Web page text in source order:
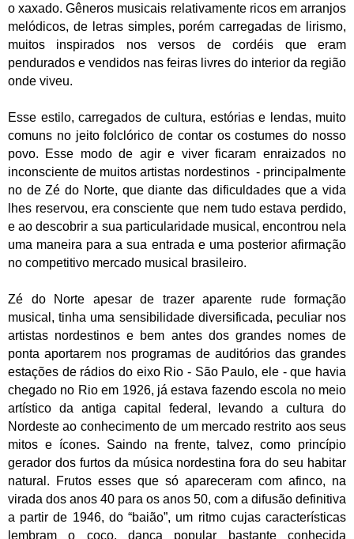
o xaxado. Gêneros musicais relativamente ricos em arranjos
melódicos, de letras simples, porém carregadas de lirismo,
muitos inspirados nos versos de cordéis que eram
pendurados e vendidos nas feiras livres do interior da região
onde viveu.
Esse estilo, carregados de cultura, estórias e lendas, muito
comuns no jeito folclórico de contar os costumes do nosso
povo. Esse modo de agir e viver ficaram enraizados no
inconsciente de muitos artistas nordestinos - principalmente
no de Zé do Norte, que diante das dificuldades que a vida
lhes reservou, era consciente que nem tudo estava perdido,
e ao descobrir a sua particularidade musical, encontrou nela
uma maneira para a sua entrada e uma posterior afirmação
no competitivo mercado musical brasileiro.
Zé do Norte apesar de trazer aparente rude formação
musical, tinha uma sensibilidade diversificada, peculiar nos
artistas nordestinos e bem antes dos grandes nomes de
ponta aportarem nos programas de auditórios das grandes
estações de rádios do eixo Rio - São Paulo, ele - que havia
chegado no Rio em 1926, já estava fazendo escola no meio
artístico da antiga capital federal, levando a cultura do
Nordeste ao conhecimento de um mercado restrito aos seus
mitos e ícones. Saindo na frente, talvez, como princípio
gerador dos furtos da música nordestina fora do seu habitar
natural. Frutos esses que só apareceram com afinco, na
virada dos anos 40 para os anos 50, com a difusão definitiva
a partir de 1946, do “baião”, um ritmo cujas características
lembram o coco, dança popular bastante conhecida